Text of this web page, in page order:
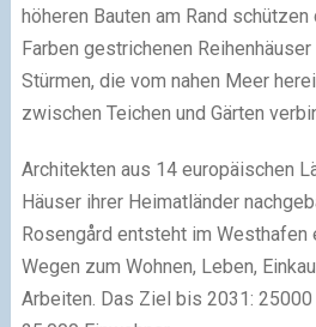
höheren Bauten am Rand
Farben gestrichenen
Stürmen, die vom nahen Meer
zwischen Teichen und Gärten
Architekten aus 14 europäischen
Häuser ihrer Heimatländer
Rosengård entsteht im Westhafen
Wegen zum Wohnen, Leben,
Arbeiten. Das Ziel bis 2031: